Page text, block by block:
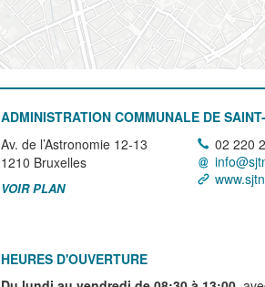
ADMINISTRATION COMMUNALE DE
Av. de l’Astronomie 12-13
1210 Bruxelles
VOIR PLAN
02 220
HEURES D'OUVERTURE